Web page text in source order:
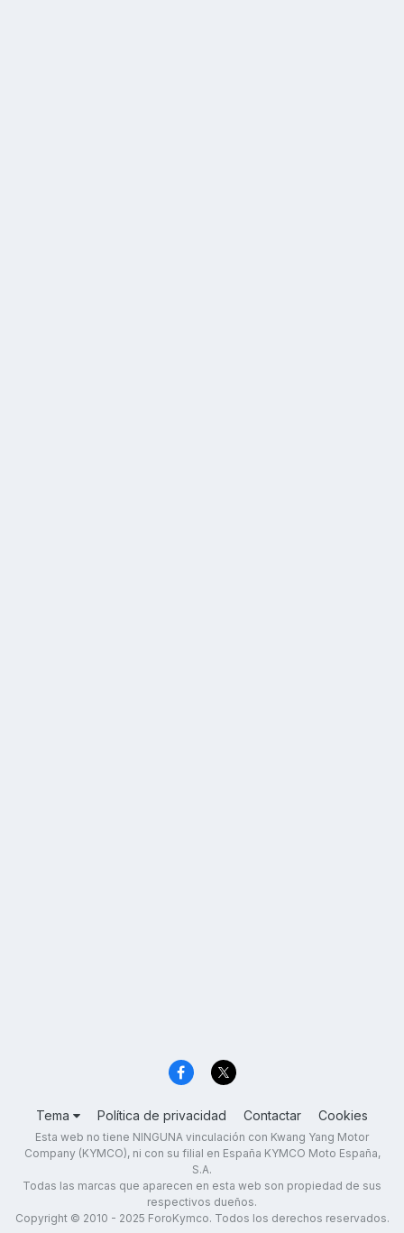
Tema Política de privacidad Contactar Cookies
Esta web no tiene NINGUNA vinculación con Kwang Yang Motor
Company (KYMCO), ni con su filial en España KYMCO Moto España,
S.A.
Todas las marcas que aparecen en esta web son propiedad de sus
respectivos dueños.
Copyright © 2010 - 2025 ForoKymco. Todos los derechos reservados.